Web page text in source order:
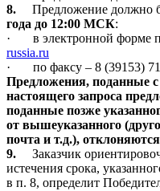
8.
Предложение должно
года до 12:00 МСК:
·
в электронной форме
russia.ru
·
по факсу – 8 (39153)
Предложения, поданные
настоящего запроса
поданные позже
от вышеуказанного
почта и т.д.),
9.
Заказчик
истечения срока,
в п. 8, определит